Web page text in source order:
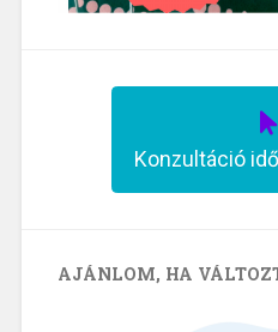
Konzultáció
AJÁNLOM, HA